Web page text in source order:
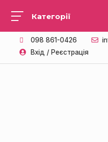
098 861-0426
Вхід / Реєстрація